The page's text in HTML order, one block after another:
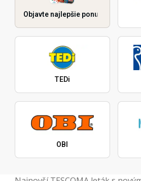
Objavte najlepšie ponuky
TEDi
OBI